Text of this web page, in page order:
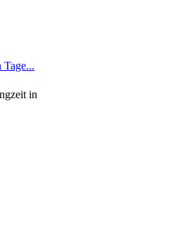
in